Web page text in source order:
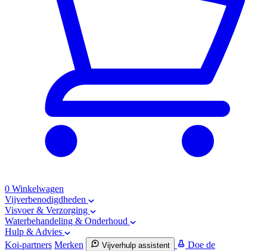
0 Winkelwagen
Vijverbenodigdheden
Visvoer & Verzorging
Waterbehandeling & Onderhoud
Hulp & Advies
Koi-partners Merken Vijverhulp assistent
Doe de